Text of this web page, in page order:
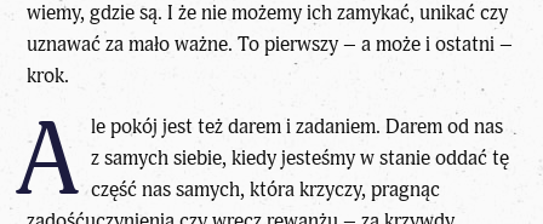
wiemy, gdzie są. I że nie możemy ich zamykać, unikać czy
uznawać za mało ważne. To pierwszy – a może i ostatni –
krok.
A le pokój jest też darem i zadaniem. Darem od nas
z samych siebie, kiedy jesteśmy w stanie oddać tę
część nas samych, która krzyczy, pragnąc